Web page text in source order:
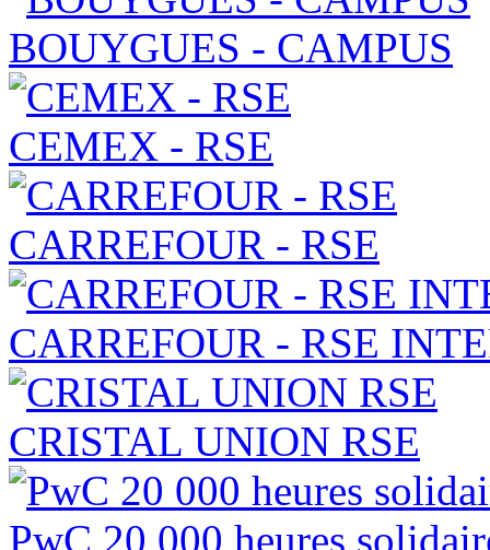
BOUYGUES - CAMPUS
CEMEX - RSE
CARREFOUR - RSE
CARREFOUR - RSE
CRISTAL UNION RSE
PwC 20 000 heures